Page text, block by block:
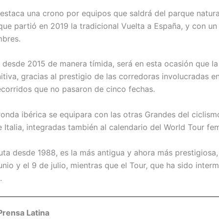
una crono por equipos que saldrá del parque
partió en 2019 la tradicional Vuelta a España, y con
2015 de manera tímida, será en esta ocasión que
gracias al prestigio de las corredoras involucradas
que no pasaron de cinco fechas.
ibérica se equipara con las otras Grandes del
Italia, integradas también al calendario del World Tour
desde 1988, es la más antigua y ahora más
y el 9 de julio, mientras que el Tour, que ha sido
Latina